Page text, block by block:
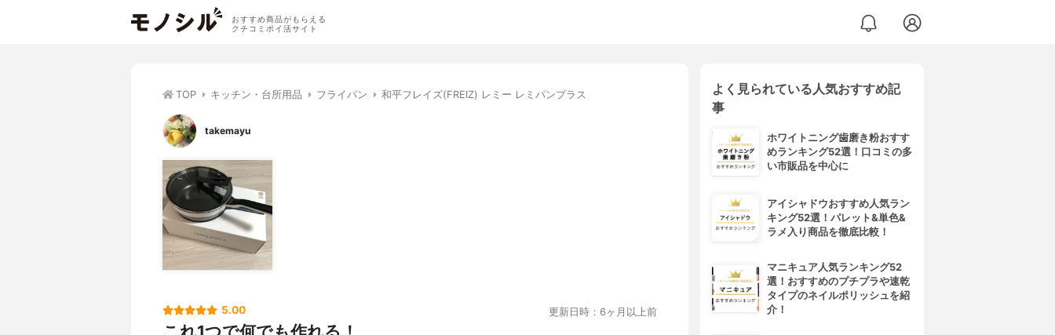
おすすめ商品がもらえる
クチコミポイ活サイト
TOP キッチン・台所用品 フライパン 和平フレイズ(FREIZ) レミー レミパンプラス
takemayu
5.00 更新日時：6ヶ月以上前
よく見られている人気おすすめ記
事
ホワイトニング歯磨き粉おすす
めランキング52選！口コミの多
い市販品を中心に
アイシャドウおすすめ人気ラン
キング52選！パレット&単色&
ラメ入り商品を徹底比較！
マニキュア人気ランキング52
選！おすすめのプチプラや速乾
タイプのネイルポリッシュを紹
介！